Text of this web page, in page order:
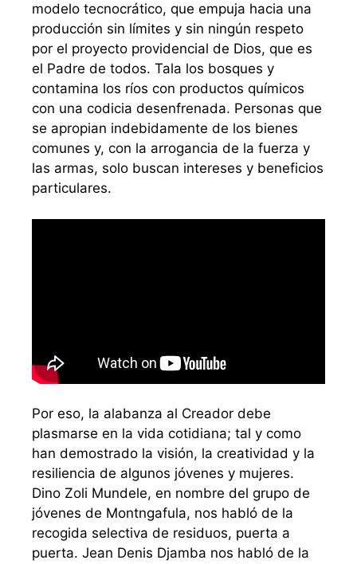
modelo tecnocrático, que empuja hacia una
producción sin límites y sin ningún respeto
por el proyecto providencial de Dios, que es
el Padre de todos. Tala los bosques y
contamina los ríos con productos químicos
con una codicia desenfrenada. Personas que
se apropian indebidamente de los bienes
comunes y, con la arrogancia de la fuerza y
las armas, solo buscan intereses y beneficios
particulares.
Por eso, la alabanza al Creador debe
plasmarse en la vida cotidiana; tal y como
han demostrado la visión, la creatividad y la
resiliencia de algunos jóvenes y mujeres.
Dino Zoli Mundele, en nombre del grupo de
jóvenes de Montngafula, nos habló de la
recogida selectiva de residuos, puerta a
puerta. Jean Denis Djamba nos habló de la